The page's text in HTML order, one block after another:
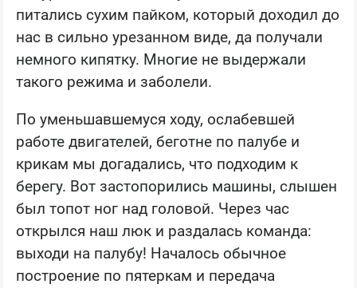
питались сухим пайком, который доходил до
нас в сильно урезанном виде, да получали
немного кипятку. Многие не выдержали
такого режима и заболели.
По уменьшавшемуся ходу, ослабевшей
работе двигателей, беготне по палубе и
крикам мы догадались, что подходим к
берегу. Вот застопорились машины, слышен
был топот ног над головой. Через час
открылся наш люк и раздалась команда:
выходи на палубу! Началось обычное
построение по пятеркам и передача